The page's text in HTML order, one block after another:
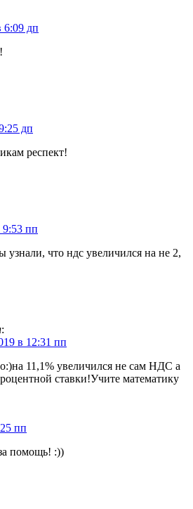
6:09 дп
дп
респект!
9:53 пп
узнали, что ндс увеличился на не 2,
:
в 12:31 пп
11,1% увеличился не сам НДС а
ставки!Учите математику
пп
помощь! :))